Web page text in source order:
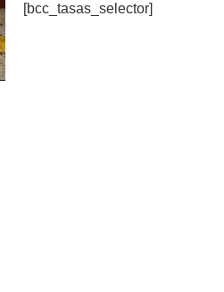
[bcc_tasas_selector]